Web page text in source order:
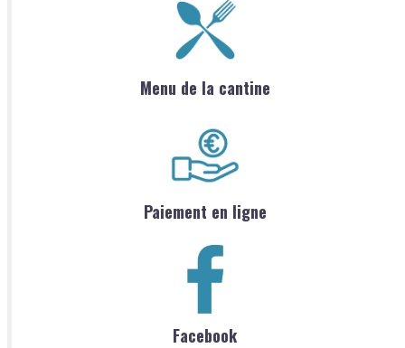
Menu de la cantine
Paiement en ligne
Facebook